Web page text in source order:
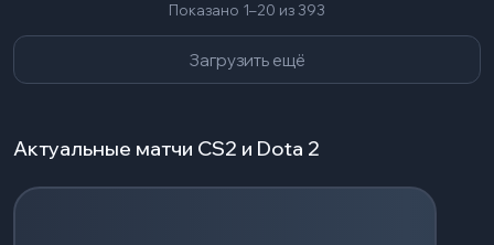
Показано 1–20 из 393
Загрузить ещё
Актуальные матчи CS2 и Dota 2
Загрузка событий...